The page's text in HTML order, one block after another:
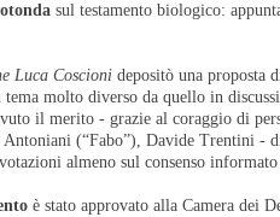
sul testamento biologico:
Luca Coscioni depositò una proposta
tema molto diverso da quello in
il merito - grazie al coraggio di
(“Fabo”), Davide Trentini -
almeno sul consenso
è stato approvato alla Camera dei